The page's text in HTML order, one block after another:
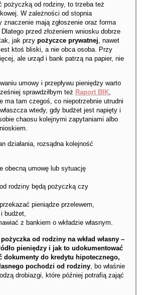
pożyczką od rodziny, to trzeba też
W zależności od stopnia
znaczenie mają zgłoszenie oraz forma
przed złożeniem wniosku dobrze
jak przy pożyczce prywatnej, nawet
ktoś bliski, a nie obca osoba. Przy
ale urząd i bank patrzą na papier, nie
umowy i przepływu pieniędzy warto
sprawdziłbym też Raport BIK,
ma tam czegoś, co niepotrzebnie utrudni
wtedy, gdy budżet jest napięty i
chaosu kolejnymi zapytaniami albo
działania, rozsądna kolejność
obecną umowę lub sytuację
rodziny będą pożyczką czy
pieniądze przelewem,
budżet,
z bankiem o wkładzie własnym.
pożyczka od rodziny na wkład własny –
pieniędzy i jak to udokumentować
dokumenty do kredytu hipotecznego,
pochodzi od rodziny, bo właśnie
drobiazgi, które później potrafią zająć